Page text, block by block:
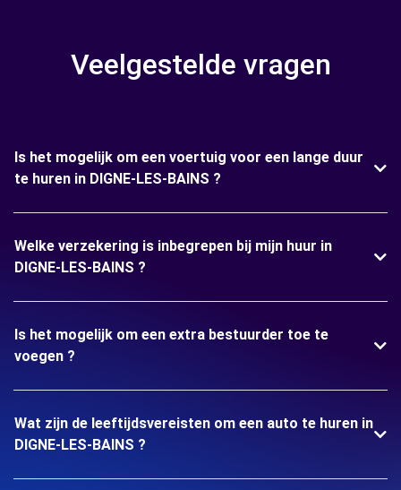
Veelgestelde vragen
Is het mogelijk om een voertuig voor een lange duur
te huren in DIGNE-LES-BAINS ?
Welke verzekering is inbegrepen bij mijn huur in
DIGNE-LES-BAINS ?
Is het mogelijk om een extra bestuurder toe te
voegen ?
Wat zijn de leeftijdsvereisten om een auto te huren in
DIGNE-LES-BAINS ?